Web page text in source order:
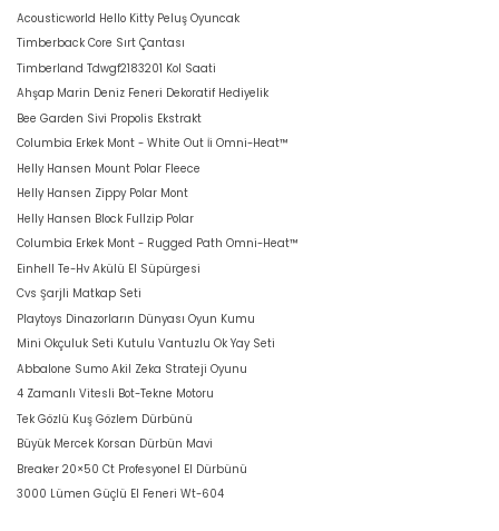
Acousticworld Hello Kitty Peluş Oyuncak
Timberback Core Sırt Çantası
Timberland Tdwgf2183201 Kol Saati
Ahşap Marin Deniz Feneri Dekoratif Hediyelik
Bee Garden Sivi Propolis Ekstrakt
Columbia Erkek Mont - White Out İi Omni-Heat™
Helly Hansen Mount Polar Fleece
Helly Hansen Zippy Polar Mont
Helly Hansen Block Fullzip Polar
Columbia Erkek Mont - Rugged Path Omni-Heat™
Einhell Te-Hv Akülü El Süpürgesi
Cvs Şarjli Matkap Seti
Playtoys Dinazorların Dünyası Oyun Kumu
Mini Okçuluk Seti Kutulu Vantuzlu Ok Yay Seti
Abbalone Sumo Akil Zeka Strateji Oyunu
4 Zamanlı Vitesli Bot-Tekne Motoru
Tek Gözlü Kuş Gözlem Dürbünü
Büyük Mercek Korsan Dürbün Mavi
Breaker 20×50 Ct Profesyonel El Dürbünü
3000 Lümen Güçlü El Feneri Wt-604